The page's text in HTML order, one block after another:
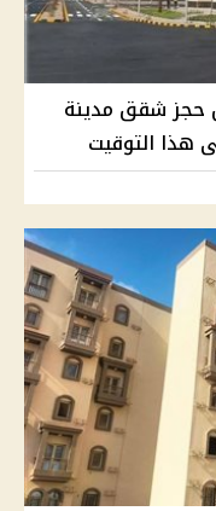
حجز شقق مدينة